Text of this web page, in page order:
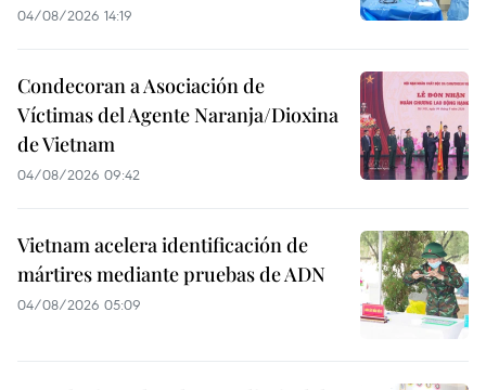
04/08/2026 14:19
Condecoran a Asociación de
Víctimas del Agente Naranja/Dioxina
de Vietnam
04/08/2026 09:42
Vietnam acelera identificación de
mártires mediante pruebas de ADN
04/08/2026 05:09